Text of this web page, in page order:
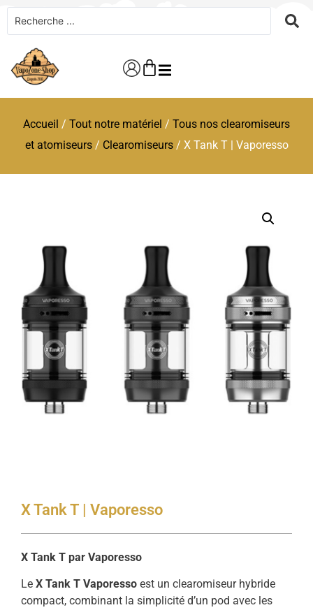
Accueil / Tout notre matériel / Tous nos clearomiseurs
et atomiseurs/ Clearomiseurs/ X Tank T | Vaporesso
X Tank T | Vaporesso
X Tank T par Vaporesso
Le X Tank T Vaporesso est un clearomiseur hybride
compact, combinant la simplicité d’un pod avec les